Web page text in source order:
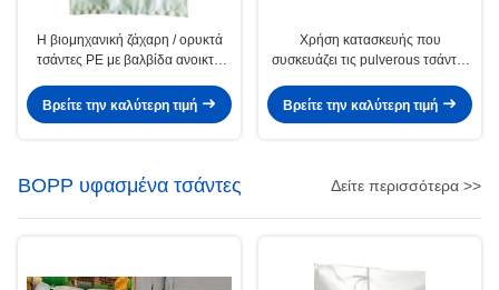
Η βιομηχανική ζάχαρη / ορυκτά
τσάντες PE με βαλβίδα ανοικτή
Βρείτε την καλύτερη τιμή
Χρήση κατασκευής που
συσκευάζει τις pulverous τσάντες
Βρείτε την καλύτερη τιμή
BOPP υφασμένα τσάντες Δείτε περισσότερα >>